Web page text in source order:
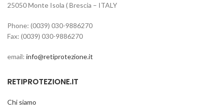
25050 Monte Isola ( Brescia – ITALY
Phone: (0039) 030-9886270
Fax: (0039) 030-9886270
email: info@retiprotezione.it
RETIPROTEZIONE.IT
Chi siamo